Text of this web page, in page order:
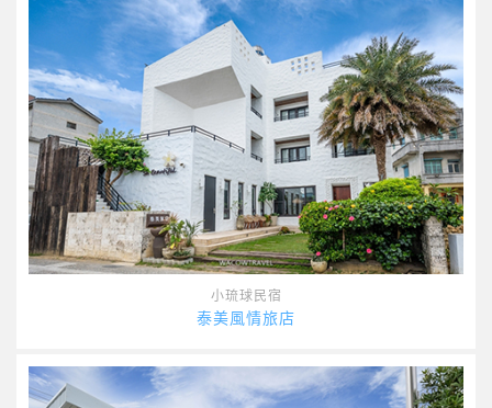
小琉球民宿
泰美風情旅店